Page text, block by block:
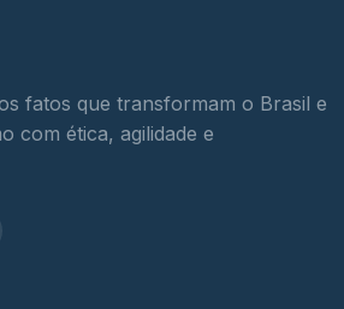
fatos que transformam o Brasil e
com ética, agilidade e